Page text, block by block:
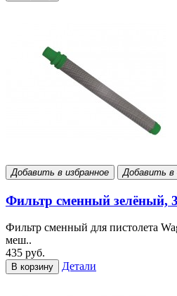
Добавить в избранное Добавить в
Фильтр сменный зелёный,
Фильтр сменный для пистолета
меш..
435 руб.
В корзину Детали